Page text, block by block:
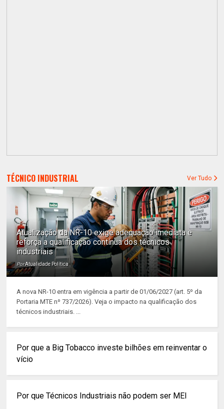
TÉCNICO INDUSTRIAL Ver Tudo
Atualização da NR-10 exige adequação imediata e
reforça a qualificação contínua dos técnicos
industriais
PorAtualidade Política
A nova NR-10 entra em vigência a partir de 01/06/2027 (art. 5º da
Portaria MTE nº 737/2026). Veja o impacto na qualificação dos
técnicos industriais. ...
Por que a Big Tobacco investe bilhões em reinventar o
vício
Por que Técnicos Industriais não podem ser MEI